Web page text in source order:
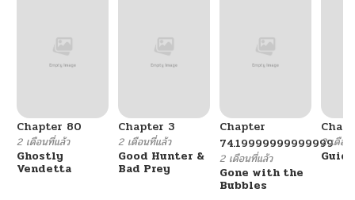
Chapter 80
2 เดือนที่แล้ว
Ghostly
Vendetta
Chapter 3
2 เดือนที่แล้ว
Good Hunter &
Bad Prey
Chapter
74.19999999999999
2 เดือนที่แล้ว
Gone with the
Bubbles
2 เดือน